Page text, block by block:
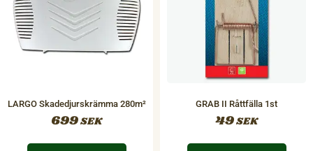
LARGO Skadedjurskrämma 280m²
699SEK
GRAB II Råttfälla 1st
49SEK